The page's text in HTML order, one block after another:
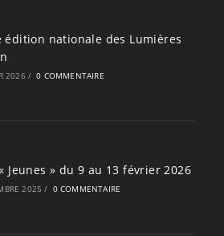
édition nationale des Lumières
2026 / 0 COMMENTAIRE
Jeunes » du 9 au 13 février 2026
2025 / 0 COMMENTAIRE